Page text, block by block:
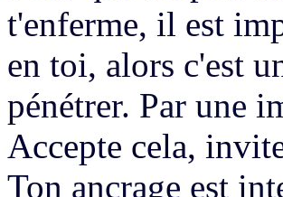
t'enferme, il est
en toi, alors c'est
pénétrer. Par une
Accepte cela,
Ton ancrage est